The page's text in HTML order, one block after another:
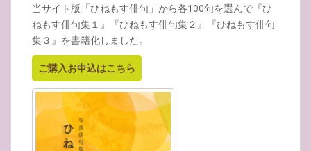
当サイト版「ひねもす俳句」から各100句を選んで『ひ
ねもす俳句集１』『ひねもす俳句集２』『ひねもす俳句
集３』を書籍化しました。
ご購入お申込はこちら